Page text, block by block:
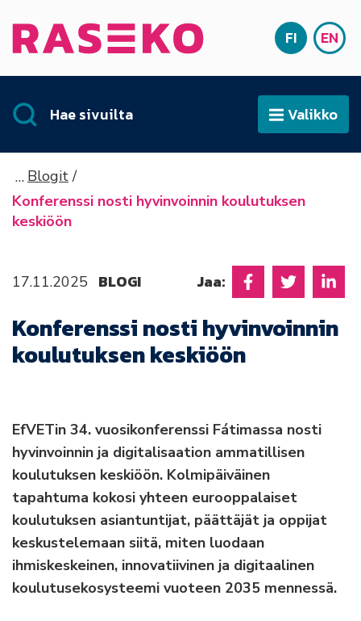
Etusivu SUOMI
FI EN
Hae sivuilta AvaaValikko
Blogit
Konferenssi nosti hyvinvoinnin koulutuksen
keskiöön
17.11.2025 BLOGI Jaa: Jaa Facebookissa
Jaa Jaa
Konferenssi nosti hyvinvoinnin
koulutuksen keskiöön
EfVETin 34. vuosikonferenssi Fátimassa nosti
hyvinvoinnin ja digitalisaation ammatillisen
koulutuksen keskiöön. Kolmipäiväinen
tapahtuma kokosi yhteen eurooppalaiset
koulutuksen asiantuntijat, päättäjät ja oppijat
keskustelemaan siitä, miten luodaan
ihmiskeskeinen, innovatiivinen ja digitaalinen
koulutusekosysteemi vuoteen 2035 mennessä.